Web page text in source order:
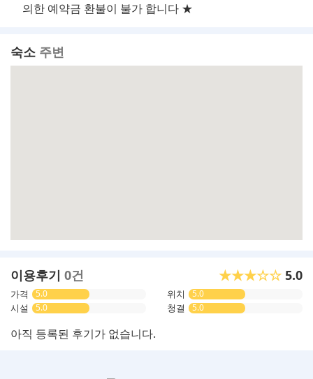
의한 예약금 환불이 불가 합니다 ★
숙소 주변
이용후기 0건 ★★★☆☆ 5.0
가격 5.0 위치 5.0
시설 5.0 청결 5.0
아직 등록된 후기가 없습니다.